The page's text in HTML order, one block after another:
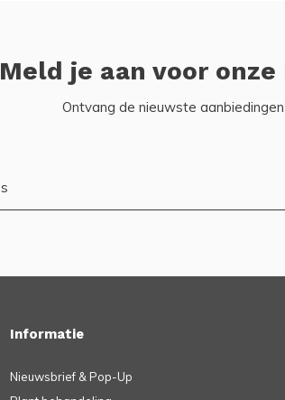
Meld je aan voor
Ontvang de nieuwste
Informatie
Nieuwsbrief & Pop-Up